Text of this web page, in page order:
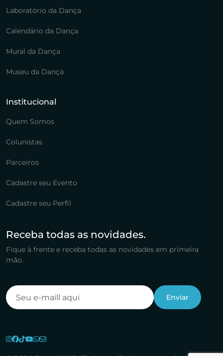
Laboratório da Dança
Calendário da Dança
Mural da Dança
Museu da Dança
Institucional
Quem Somos
Colunistas
Parceiros
Cadastre seu Evento
Cadastre seu Perfil
Receba todas as novidades.
Fique à frente e receba todas as novidades em primeira
mão.